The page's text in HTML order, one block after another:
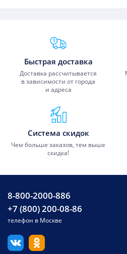
Преимущества
Быстрая доставка
Доставка рассчитывается
в зависимости от города
и адреса
Система скидок
Чем больше заказов, тем выше
скидка!
8-800-2000-886
+7 (800) 200-08-86
телефон в Москве